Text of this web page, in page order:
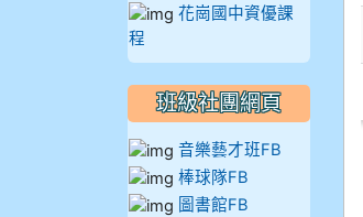
花崗國中資優課
程
班級社團網頁
音樂藝才班FB
棒球隊FB
圖書館FB